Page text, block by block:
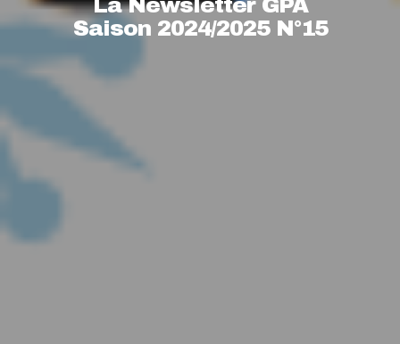
La Newsletter GPA
Saison 2024/2025 N°15